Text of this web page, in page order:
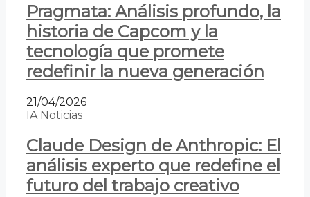
Pragmata: Análisis profundo, la
historia de Capcom y la
tecnología que promete
redefinir la nueva generación
21/04/2026
IA Noticias
Claude Design de Anthropic: El
análisis experto que redefine el
futuro del trabajo creativo